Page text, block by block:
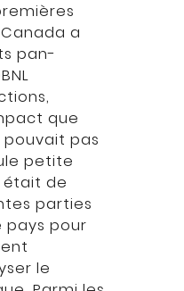
a
pan-
que
pouvait pas
petite
était de
parties
pays pour
le